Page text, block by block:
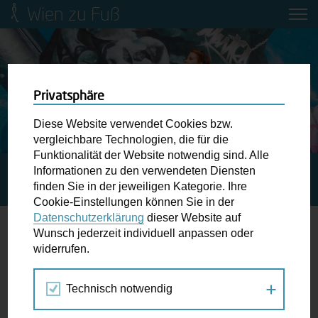
Wien zu Fuß
Mobilitätsbildung für Kinder und
Jugendliche
Ringstraße-Neugestaltung
Wiener Fußwegekarte
Newsletter abonnieren
Wunschbox
der Ampel ...
STARTSEITE AKTUELLES
RUDOLFSHEIM-FÜNFHAUS:
GRÜNRAUM STATT PARKPLATZ
Rudolfsheim-Fünfhaus: Grünraum
statt Parkplatz
24.10.2022
Privatsphäre
Diese Website verwendet Cookies bzw.
vergleichbare Technologien, die für die
Funktionalität der Website notwendig sind. Alle
Informationen zu den verwendeten Diensten
finden Sie in der jeweiligen Kategorie. Ihre
Cookie-Einstellungen können Sie in der
Datenschutzerklärung dieser Website auf
Wunsch jederzeit individuell anpassen oder
widerrufen.
Technisch notwendig